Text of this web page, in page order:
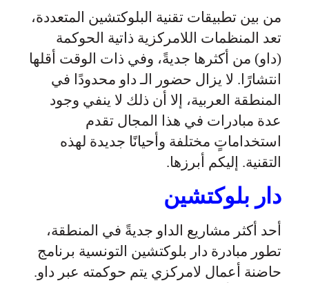
من بين تطبيقات تقنية البلوكتشين المتعددة،
تعد المنظمات اللامركزية ذاتية الحوكمة
(داو) من أكثرها جديةً، وفي ذات الوقت أقلها
انتشارًا. لا يزال حضور الـ داو محدودًا في
المنطقة العربية، إلا أن ذلك لا ينفي وجود
عدة مبادرات في هذا المجال تقدم
استخداماتٍ مختلفة وأحيانًا جديدة لهذه
التقنية. إليكم أبرزها.
دار بلوكتشين
أحد أكثر مشاريع الداو جديةً في المنطقة،
تطور مبادرة دار بلوكتشين التونسية برنامج
حاضنة أعمال لامركزي يتم حوكمته عبر داو.